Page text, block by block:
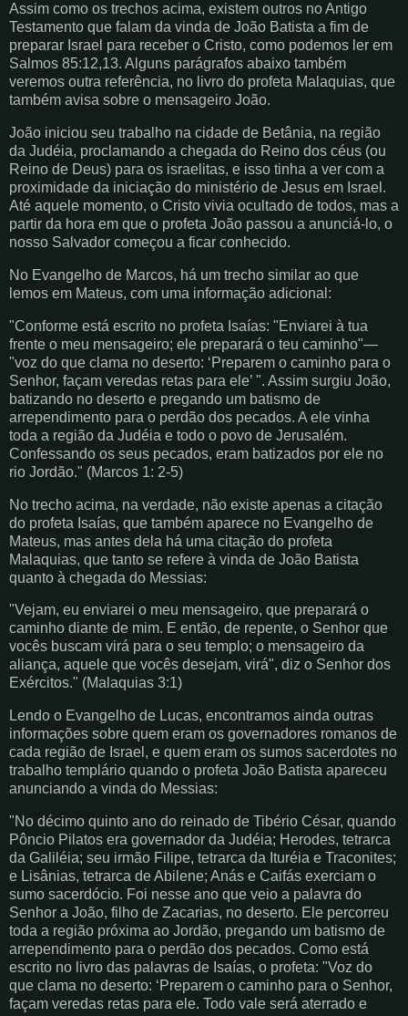
Assim como os trechos acima, existem outros no Antigo
Testamento que falam da vinda de João Batista a fim de
preparar Israel para receber o Cristo, como podemos ler em
Salmos 85:12,13. Alguns parágrafos abaixo também
veremos outra referência, no livro do profeta Malaquias, que
também avisa sobre o mensageiro João.
João iniciou seu trabalho na cidade de Betânia, na região
da Judéia, proclamando a chegada do Reino dos céus (ou
Reino de Deus) para os israelitas, e isso tinha a ver com a
proximidade da iniciação do ministério de Jesus em Israel.
Até aquele momento, o Cristo vivia ocultado de todos, mas a
partir da hora em que o profeta João passou a anunciá-lo, o
nosso Salvador começou a ficar conhecido.
No Evangelho de Marcos, há um trecho similar ao que
lemos em Mateus, com uma informação adicional:
"Conforme está escrito no profeta Isaías: "Enviarei à tua
frente o meu mensageiro; ele preparará o teu caminho"—
"voz do que clama no deserto: ‘Preparem o caminho para o
Senhor, façam veredas retas para ele’ ". Assim surgiu João,
batizando no deserto e pregando um batismo de
arrependimento para o perdão dos pecados. A ele vinha
toda a região da Judéia e todo o povo de Jerusalém.
Confessando os seus pecados, eram batizados por ele no
rio Jordão." (Marcos 1: 2-5)
No trecho acima, na verdade, não existe apenas a citação
do profeta Isaías, que também aparece no Evangelho de
Mateus, mas antes dela há uma citação do profeta
Malaquias, que tanto se refere à vinda de João Batista
quanto à chegada do Messias:
"Vejam, eu enviarei o meu mensageiro, que preparará o
caminho diante de mim. E então, de repente, o Senhor que
vocês buscam virá para o seu templo; o mensageiro da
aliança, aquele que vocês desejam, virá", diz o Senhor dos
Exércitos." (Malaquias 3:1)
Lendo o Evangelho de Lucas, encontramos ainda outras
informações sobre quem eram os governadores romanos de
cada região de Israel, e quem eram os sumos sacerdotes no
trabalho templário quando o profeta João Batista apareceu
anunciando a vinda do Messias:
"No décimo quinto ano do reinado de Tibério César, quando
Pôncio Pilatos era governador da Judéia; Herodes, tetrarca
da Galiléia; seu irmão Filipe, tetrarca da Ituréia e Traconites;
e Lisânias, tetrarca de Abilene; Anás e Caifás exerciam o
sumo sacerdócio. Foi nesse ano que veio a palavra do
Senhor a João, filho de Zacarias, no deserto. Ele percorreu
toda a região próxima ao Jordão, pregando um batismo de
arrependimento para o perdão dos pecados. Como está
escrito no livro das palavras de Isaías, o profeta: "Voz do
que clama no deserto: ‘Preparem o caminho para o Senhor,
façam veredas retas para ele. Todo vale será aterrado e